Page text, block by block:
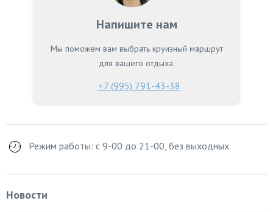
Напишите нам
Мы поможем вам выбрать круизный маршрут
для вашего отдыха.
+7 (995) 791-43-38
Режим работы: с 9-00 до 21-00, без выходных
Новости